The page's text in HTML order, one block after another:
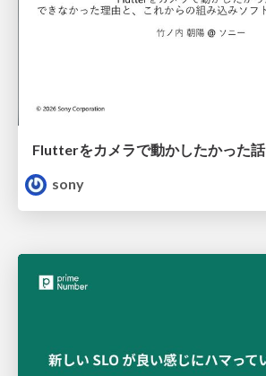
Flutterをカメラで動かしたかった話
sony